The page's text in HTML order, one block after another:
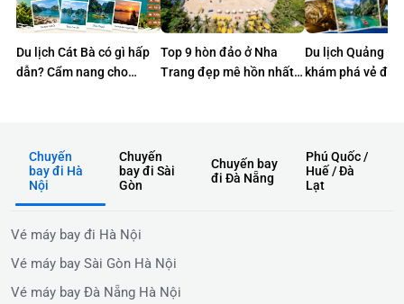
Du lịch Cát Bà có gì hấp
dẫn? Cẩm nang cho
Top 9 hòn đảo ở Nha
Trang đẹp mê hồn nhất
Du lịch Quảng
khám phá vẻ
Chuyến
bay đi Hà
Nội
Chuyến
bay đi Sài
Gòn
Chuyến bay
đi Đà Nẵng
Phú Quốc /
Huế / Đà
Lạt
Vé máy bay đi Hà Nội
Vé máy bay Sài Gòn Hà Nội
Vé máy bay Đà Nẵng Hà Nội